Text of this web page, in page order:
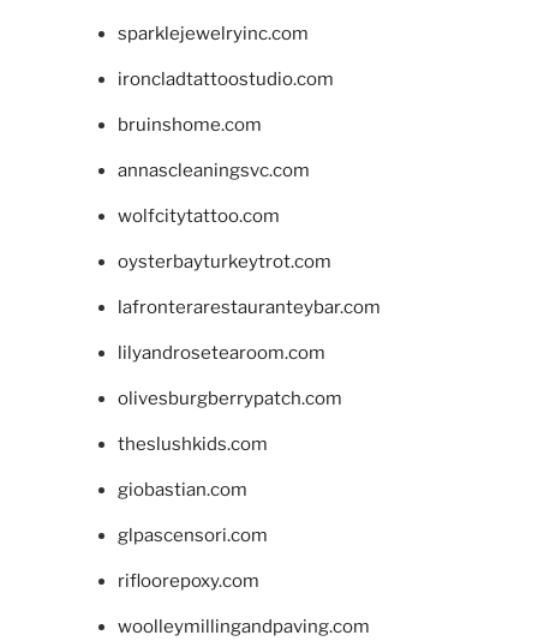
sparklejewelryinc.com
ironcladtattoostudio.com
bruinshome.com
annascleaningsvc.com
wolfcitytattoo.com
oysterbayturkeytrot.com
lafronterarestauranteybar.com
lilyandrosetearoom.com
olivesburgberrypatch.com
theslushkids.com
giobastian.com
glpascensori.com
rifloorepoxy.com
woolleymillingandpaving.com